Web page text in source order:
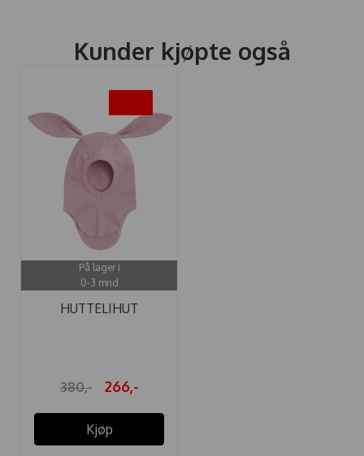
Kunder kjøpte også
På lager i
0-3 mnd
HUTTELIHUT
380,- 266,-
Kjøp